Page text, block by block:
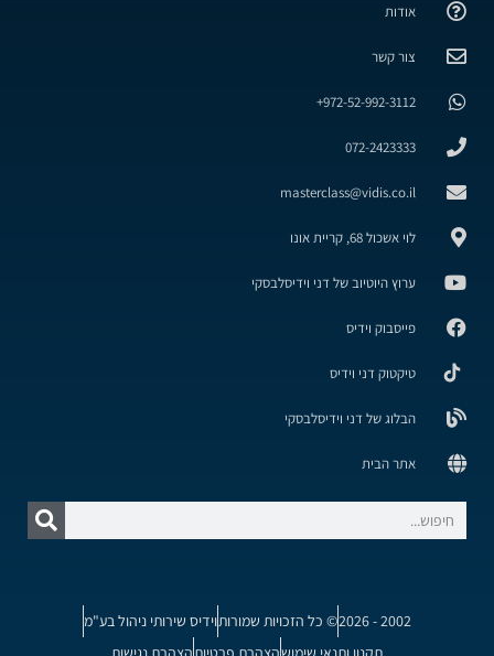
אודות
צור קשר
972-52-992-3112+
072-2423333
masterclass@vidis.co.il
לוי אשכול 68, קריית אונו
ערוץ היוטיוב של דני וידיסלבסקי
פייסבוק וידיס
טיקטוק דני וידיס
הבלוג של דני וידיסלבסקי
אתר הבית
2002 - 2026 © כל הזכויות שמורותוידיס שירותי ניהול בע"מ